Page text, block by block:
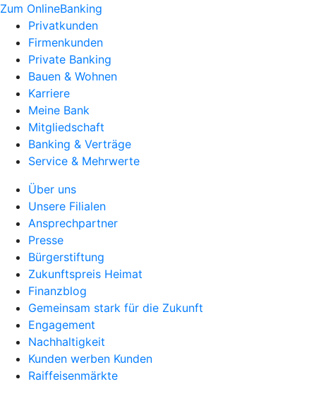
Zum OnlineBanking
Privatkunden
Firmenkunden
Private Banking
Bauen & Wohnen
Karriere
Meine Bank
Mitgliedschaft
Banking & Verträge
Service & Mehrwerte
Über uns
Unsere Filialen
Ansprechpartner
Presse
Bürgerstiftung
Zukunftspreis Heimat
Finanzblog
Gemeinsam stark für die Zukunft
Engagement
Nachhaltigkeit
Kunden werben Kunden
Raiffeisenmärkte